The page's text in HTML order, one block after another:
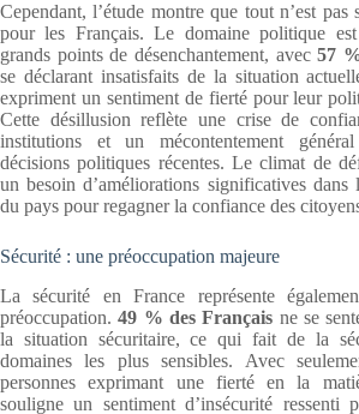
Cependant, l’étude montre que tout n’est pas
pour les Français. Le domaine politique
grands points de désenchantement, avec57
se déclarant insatisfaits de la situation
expriment un sentiment de fierté pour leur
Cette désillusion reflète une crise de
institutions et un mécontentement
décisions politiques récentes. Le climat de
un besoin d’améliorations significatives dans
du pays pour regagner la confiance des
Sécurité : une préoccupation majeure
La sécurité en France représente
préoccupation.49 % des Français ne se
la situation sécuritaire, ce qui fait de la
domaines les plus sensibles. Avec
personnes exprimant une fierté en la
souligne un sentiment d’insécurité ressenti